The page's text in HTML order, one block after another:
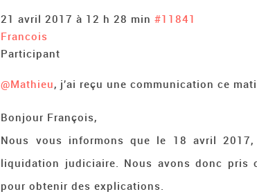
21 avril 2017 à 12 h 28 min #11841
Francois
Participant
@Mathieu, j’ai reçu une communication ce
Bonjour François,
Nous vous informons que le 18 avril
liquidation judiciaire. Nous avons donc pris
pour obtenir des explications.